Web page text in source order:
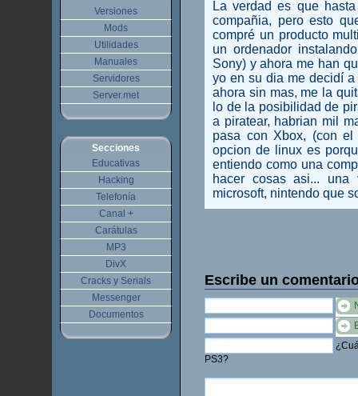
La verdad es que
compañia, pero esto
compré un producto
un ordenador
Sony) y ahora me han
yo en su dia me decidí
ahora sin mas, me la
lo de la posibilidad de
a piratear, habrian mil
pasa con Xbox, (con
opcion de linux es
entiendo como una
hacer cosas asi...
microsoft, nintendo que
Escribe un
PS3?
Versiones
Mods
Utilidades
Manuales
Servidores
Server.met
Secciones
Educativas
Hacking
Telefonía
Canal +
Carátulas
MP3
DivX
Cracks y Serials
Messenger
Documentos